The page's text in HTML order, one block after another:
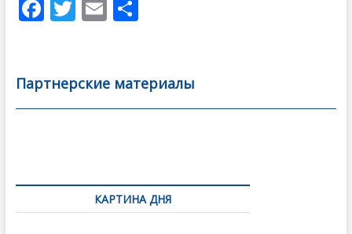
F
b
o
T
er
E
l
О
а
в
Партнерские материалы
по
записямКАРТИНА ДНЯ